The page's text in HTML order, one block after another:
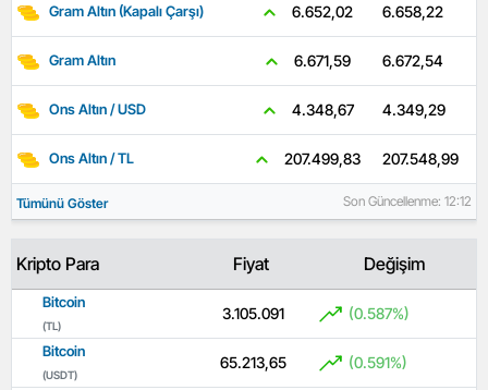
Gram Altın (Kapalı Çarşı) 6.652,02 6.658,22
Gram Altın 6.671,59 6.672,54
Ons Altın / USD 4.348,67 4.349,29
Ons Altın / TL 207.499,83 207.548,99
Tümünü Göster Son Güncellenme: 12:12
Kripto Para Fiyat Değişim
Bitcoin
(TL)
3.105.091 (0.587%)
Bitcoin
(USDT)
65.213,65 (0.591%)